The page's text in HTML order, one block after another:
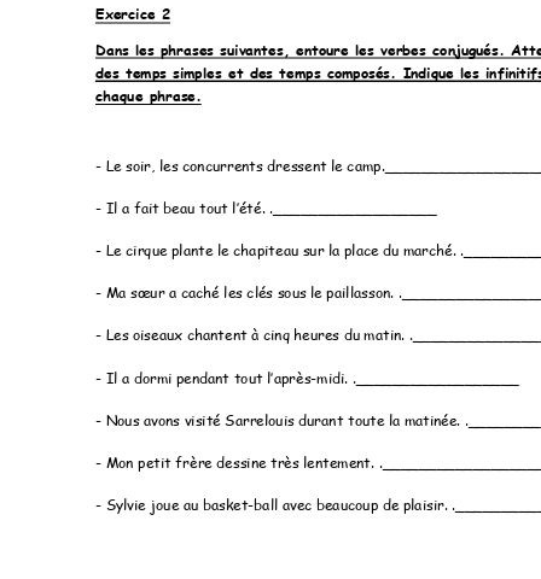
Exercice 2
Dans les phrases suivantes, entoure les verbes conjugués.
des temps simples et des temps composés. Indique les
chaque phrase.
- Le soir, les concurrents dressent le
- Il a fait beau tout l’été. .__________________
- Le cirque plante le chapiteau sur la place du marché.
- Ma sœur a caché les clés sous le paillasson.
- Les oiseaux chantent à cinq heures du matin.
- Il a dormi pendant tout l’après-midi. .__________________
- Nous avons visité Sarrelouis durant toute la matinée.
- Mon petit frère dessine très lentement.
- Sylvie joue au basket-ball avec beaucoup de plaisir.